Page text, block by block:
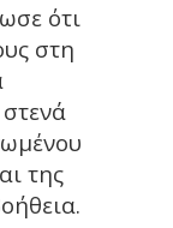
ότι
στη
της